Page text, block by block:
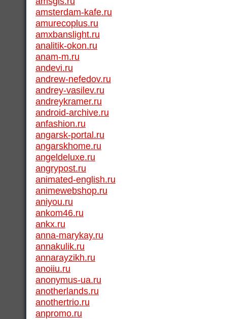
amsterdam-kafe.ru
amurecoplus.ru
amxbanslight.ru
analitik-okon.ru
anam-m.ru
andevi.ru
andrew-nefedov.ru
andrey-vasilev.ru
andreykramer.ru
android-archive.ru
anfashion.ru
angarsk-portal.ru
angarskhome.ru
angeldeluxe.ru
angrypost.ru
animated-english.ru
animewebshop.ru
aniyou.ru
ankom46.ru
ankx.ru
anna-marykay.ru
annakulik.ru
annarayzikh.ru
anoiiu.ru
anonymus-ua.ru
anotherlands.ru
anothertrio.ru
anpromo.ru